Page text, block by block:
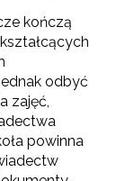
kończą
odbyć
zajęć,
powinna